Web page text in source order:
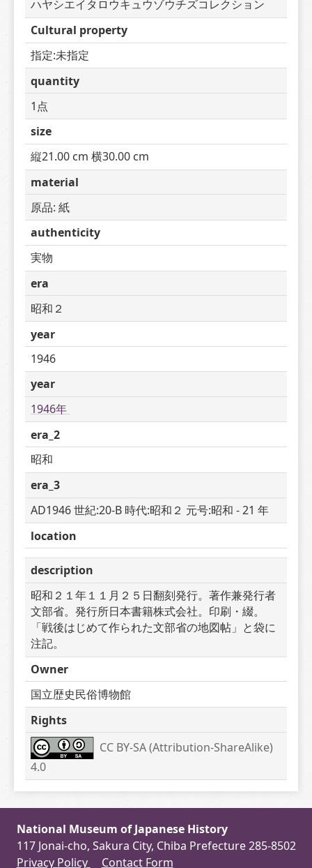
ハヤシエイタロウキュウゾウチズコレクション
Cultural property
指定:未指定
quantity
1点
size
縦21.00 cm 横30.00 cm
material
原品: 紙
authenticity
実物
era
昭和２
year
1946
year
1946年
era_2
昭和
era_3
AD1946 世紀:20-B 時代:昭和２ 元号:昭和 - 21 年
location
description
昭和２１年１１月２５日翻刻発行。著作兼発行者
文部省。発行所日本書籍株式会社。印刷・綴。
「戦後はじめて作られた文部省の地図帖」と袋に
注記。
Owner
国立歴史民俗博物館
Rights
CC BY-SA (Attribution-ShareAlike)
4.0
National Museum of Japanese History
117 Jonai-cho, Sakura City, Chiba Prefecture 285-8502
Privacy Policy
Contact Form